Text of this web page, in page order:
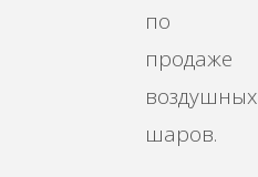
по
продаже
воздушных
шаров.